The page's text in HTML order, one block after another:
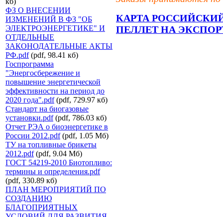
ФЗ О ВНЕСЕНИИ
ИЗМЕНЕНИЙ В ФЗ "ОБ
ЭЛЕКТРОЭНЕРГЕТИКЕ" И
ОТДЕЛЬНЫЕ
ЗАКОНОДАТЕЛЬНЫЕ АКТЫ
РФ.pdf(pdf, 98.41 кб)
Госпрограмма
"Энергосбережение и
повышение энергетической
эффективности на период до
2020 года".pdf(pdf, 729.97 кб)
Стандарт на биогазовые
установки.pdf(pdf, 786.03 кб)
Отчет РЭА о биоэнергетике в
России 2012.pdf(pdf, 1.05 Мб)
ТУ на топливные брикеты
2012.pdf(pdf, 9.04 Мб)
ГОСТ 54219-2010 Биотопливо:
термины и определения.pdf
(pdf, 330.89 кб)
ПЛАН МЕРОПРИЯТИЙ ПО
СОЗДАНИЮ
БЛАГОПРИЯТНЫХ
КАРТА
ПЕЛЛЕТ НА